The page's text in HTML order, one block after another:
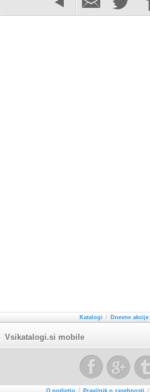
Katalogi / Dnevne akcije
Vsikatalogi.si mobile
O podjetju / Pravilnik o zasebnosti /